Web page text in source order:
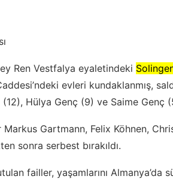
Ren Vestfalya eyaletindeki
evleri kundaklanmış,
Hülya Genç (9) ve Saime Genç
Gartmann, Felix Köhnen,
sonra serbest bırakıldı.
failler, yaşamlarını Almanya’da